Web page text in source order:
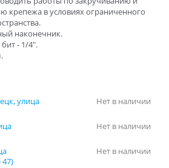
крепежа в условиях ограниченного
наконечник.
- 1/4".
улица
Нет в наличии
Нет в наличии
Нет в наличии